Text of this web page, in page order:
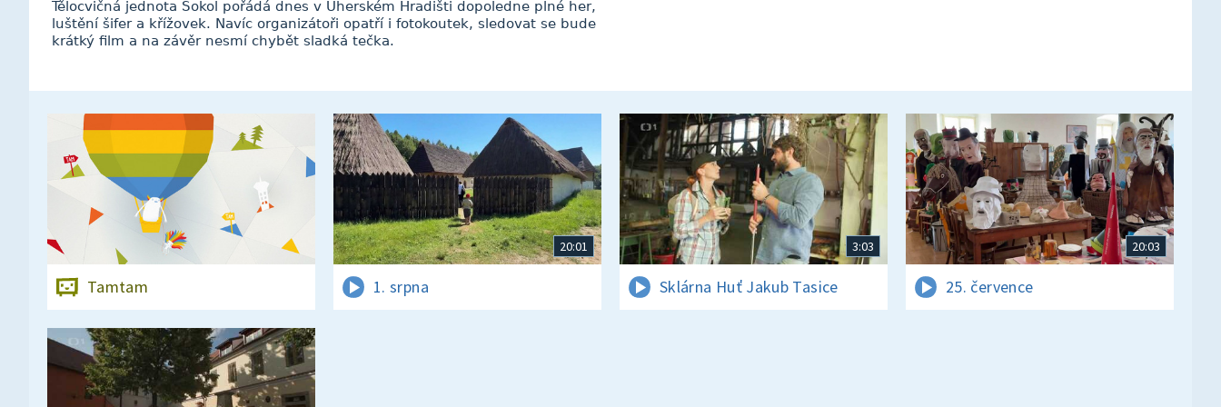
Tělocvičná jednota Sokol pořádá dnes v Uherském Hradišti dopoledne plné her,
luštění šifer a křížovek. Navíc organizátoři opatří i fotokoutek, sledovat se bude
krátký film a na závěr nesmí chybět sladká tečka.
Tamtam
20:01
1. srpna
3:03
Sklárna Huť Jakub Tasice
20:03
25. července